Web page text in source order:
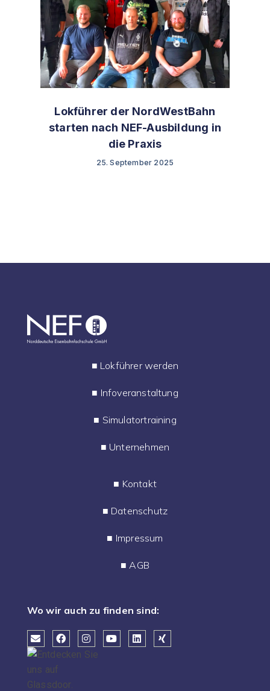
Lokführer der NordWestBahn
starten nach NEF-Ausbildung in
die Praxis
25. September 2025
■ Lokführer werden
■ Infoveranstaltung
■ Simulatortraining
■ Unternehmen
■ Kontakt
■ Datenschutz
■ Impressum
■ AGB
Wo wir auch zu finden sind: